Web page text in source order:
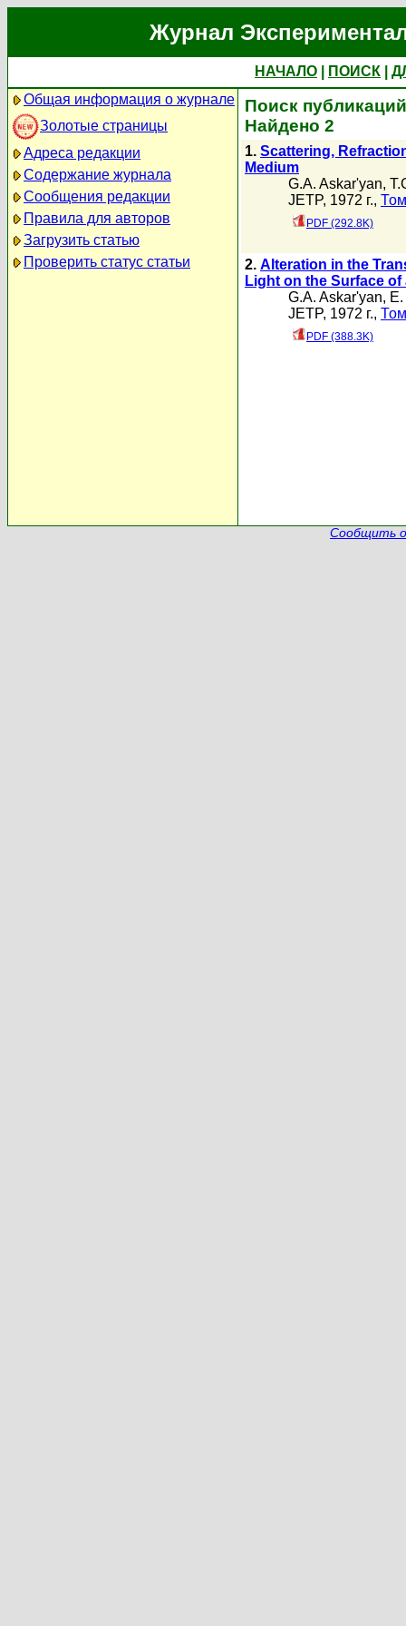
Журнал
НАЧАЛО ПОИСК
Общая информация о журнале
Золотые страницы
Адреса редакции
Содержание журнала
Сообщения редакции
Правила для авторов
Загрузить статью
Проверить статус статьи
Поиск
Найдено 2
1. Scattering,
Medium
G.A. Askar'yan,
JETP, 1972 г.,
PDF (292.8K)
2. Alteration in the
Light on the Surface
G.A. Askar'yan,
JETP, 1972 г.,
PDF (388.3K)
Сообщить о